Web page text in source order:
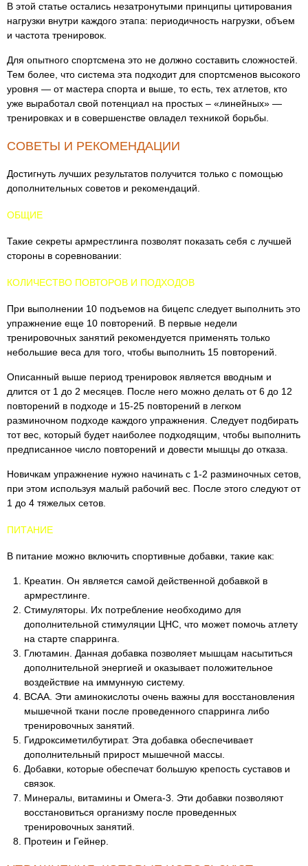
В этой статье остались незатронутыми принципы цитирования
нагрузки внутри каждого этапа: периодичность нагрузки, объем
и частота тренировок.
Для опытного спортсмена это не должно составить сложностей.
Тем более, что система эта подходит для спортсменов высокого
уровня — от мастера спорта и выше, то есть, тех атлетов, кто
уже выработал свой потенциал на простых – «линейных» —
тренировках и в совершенстве овладел техникой борьбы.
СОВЕТЫ И РЕКОМЕНДАЦИИ
Достигнуть лучших результатов получится только с помощью
дополнительных советов и рекомендаций.
ОБЩИЕ
Такие секреты армрестлинга позволят показать себя с лучшей
стороны в соревновании:
КОЛИЧЕСТВО ПОВТОРОВ И ПОДХОДОВ
При выполнении 10 подъемов на бицепс следует выполнить это
упражнение еще 10 повторений. В первые недели
тренировочных занятий рекомендуется применять только
небольшие веса для того, чтобы выполнить 15 повторений.
Описанный выше период тренировок является вводным и
длится от 1 до 2 месяцев. После него можно делать от 6 до 12
повторений в подходе и 15-25 повторений в легком
разминочном подходе каждого упражнения. Следует подбирать
тот вес, который будет наиболее подходящим, чтобы выполнить
предписанное число повторений и довести мышцы до отказа.
Новичкам упражнение нужно начинать с 1-2 разминочных сетов,
при этом используя малый рабочий вес. После этого следуют от
1 до 4 тяжелых сетов.
ПИТАНИЕ
В питание можно включить спортивные добавки, такие как:
Креатин. Он является самой действенной добавкой в
армрестлинге.
Стимуляторы. Их потребление необходимо для
дополнительной стимуляции ЦНС, что может помочь атлету
на старте спарринга.
Глютамин. Данная добавка позволяет мышцам насытиться
дополнительной энергией и оказывает положительное
воздействие на иммунную систему.
ВСАА. Эти аминокислоты очень важны для восстановления
мышечной ткани после проведенного спарринга либо
тренировочных занятий.
Гидроксиметилбутират. Эта добавка обеспечивает
дополнительный прирост мышечной массы.
Добавки, которые обеспечат большую крепость суставов и
связок.
Минералы, витамины и Омега-3. Эти добавки позволяют
восстановиться организму после проведенных
тренировочных занятий.
Протеин и Гейнер.